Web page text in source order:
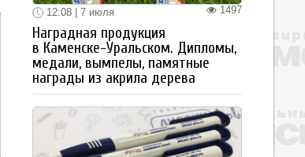
1497
12:08 | 7 июля
Наградная продукция
в Каменске-Уральском. Дипломы,
медали, вымпелы, памятные
награды из акрила дерева